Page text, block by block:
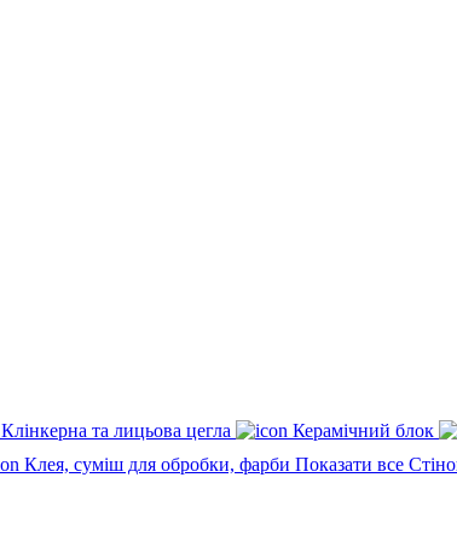
Клінкерна та лицьова цегла Керамічний блок
Клея, суміш для обробки, фарби Показати все